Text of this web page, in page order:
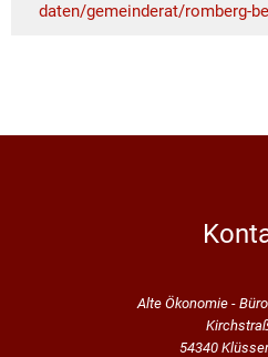
daten/gemeinderat/romberg-
Alte Ökonomie -
54340